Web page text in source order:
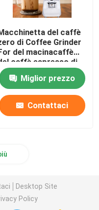
del caffè
di Coffee Grinder
del macinacaffè
caffè espresso di
conservazione
Miglior prezzo
Contattaci
Desktop Site
Policy